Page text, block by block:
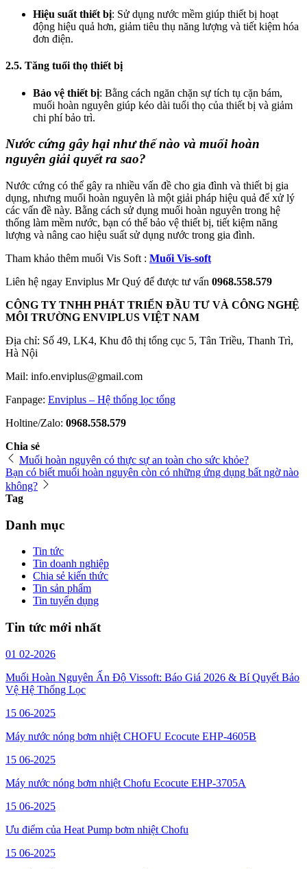
Hiệu suất thiết bị: Sử dụng nước mềm giúp thiết bị hoạt
động hiệu quả hơn, giảm tiêu thụ năng lượng và tiết kiệm hóa
đơn điện.
2.5. Tăng tuổi thọ thiết bị
Bảo vệ thiết bị: Bằng cách ngăn chặn sự tích tụ cặn bám,
muối hoàn nguyên giúp kéo dài tuổi thọ của thiết bị và giảm
chi phí bảo trì.
Nước cứng gây hại như thế nào và muối hoàn
nguyên giải quyết ra sao?
Nước cứng có thể gây ra nhiều vấn đề cho gia đình và thiết bị gia
dụng, nhưng muối hoàn nguyên là một giải pháp hiệu quả để xử lý
các vấn đề này. Bằng cách sử dụng muối hoàn nguyên trong hệ
thống làm mềm nước, bạn có thể bảo vệ thiết bị, tiết kiệm năng
lượng và nâng cao hiệu suất sử dụng nước trong gia đình.
Tham khảo thêm muối Vis Soft : Muối Vis-soft
Liên hệ ngay Enviplus Mr Quý để được tư vấn 0968.558.579
CÔNG TY TNHH PHÁT TRIỂN ĐẦU TƯ VÀ CÔNG NGHỆ
MÔI TRƯỜNG ENVIPLUS VIỆT NAM
Địa chỉ: Số 49, LK4, Khu đô thị tổng cục 5, Tân Triều, Thanh Trì,
Hà Nội
Mail: info.enviplus@gmail.com
Fanpage: Enviplus – Hệ thống lọc tổng
Holtine/Zalo: 0968.558.579
Chia sẻ
Muối hoàn nguyên có thực sự an toàn cho sức khỏe?
Bạn có biết muối hoàn nguyên còn có những ứng dụng bất ngờ nào
không?
Tag
Danh mục
Tin tức
Tin doanh nghiệp
Chia sẻ kiến thức
Tin sản phẩm
Tin tuyển dụng
Tin tức mới nhất
01 02-2026
Muối Hoàn Nguyên Ấn Độ Vissoft: Báo Giá 2026 & Bí Quyết Bảo
Vệ Hệ Thống Lọc
15 06-2025
Máy nước nóng bơm nhiệt CHOFU Ecocute EHP-4605B
15 06-2025
Máy nước nóng bơm nhiệt Chofu Ecocute EHP-3705A
15 06-2025
Ưu điểm của Heat Pump bơm nhiệt Chofu
15 06-2025